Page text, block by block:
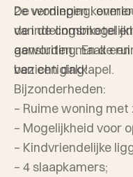
2e verdieping:
van de combiketel
aansluiting. En de
van een dakkapel.
De woningen
de
geworden maak
bezichtiging!
Bijzonderheden:
– Ruime woning
– Mogelijkheid voor
– Kindvriendelijke
– 4 slaapkamers;